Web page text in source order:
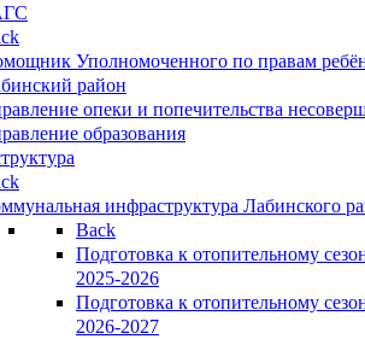
Уполномоченного по правам
район
опеки и попечительства
образования
инфраструктура Лабинского
Back
Подготовка к отопительному
2025-2026
Подготовка к отопительному
2026-2027